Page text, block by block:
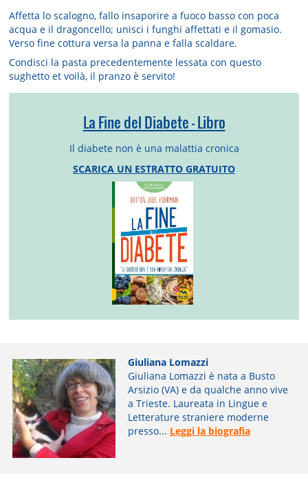
Affetta lo scalogno, fallo insaporire a fuoco basso con poca
acqua e il dragoncello; unisci i funghi affettati e il gomasio.
Verso fine cottura versa la panna e falla scaldare.
Condisci la pasta precedentemente lessata con questo
sughetto et voilà, il pranzo è servito!
La Fine del Diabete - Libro
Il diabete non è una malattia cronica
SCARICA UN ESTRATTO GRATUITO
Giuliana Lomazzi
Giuliana Lomazzi è nata a Busto
Arsizio (VA) e da qualche anno vive
a Trieste. Laureata in Lingue e
Letterature straniere moderne
presso... Leggi la biografia